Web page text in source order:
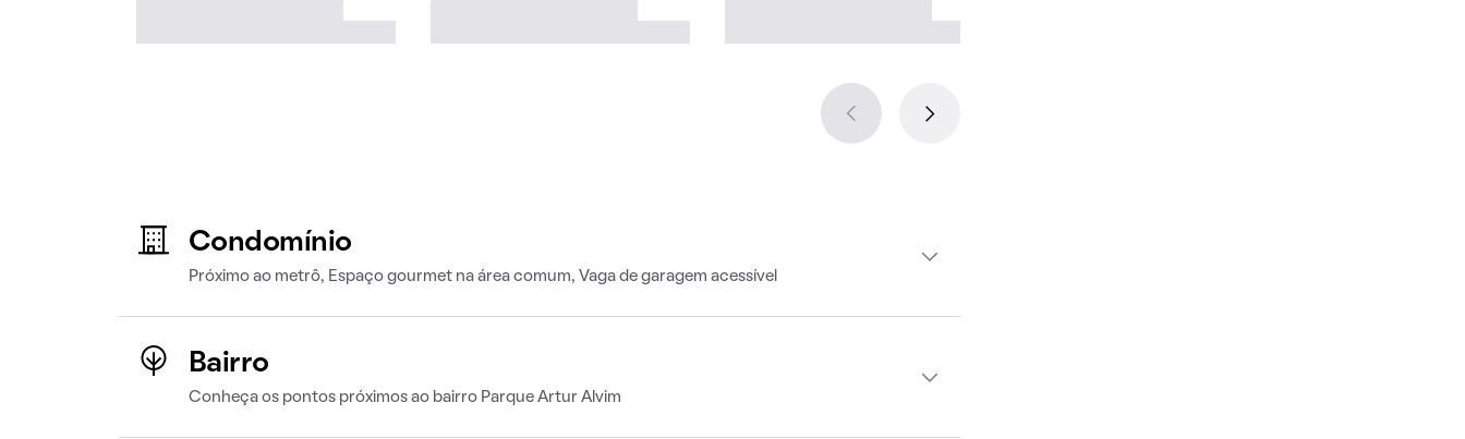
Condomínio
Próximo ao metrô, Espaço gourmet na área comum, Vaga de garagem acessível
Bairro
Conheça os pontos próximos ao bairro Parque Artur Alvim